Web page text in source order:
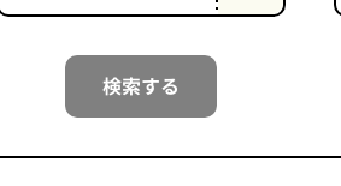
検索する